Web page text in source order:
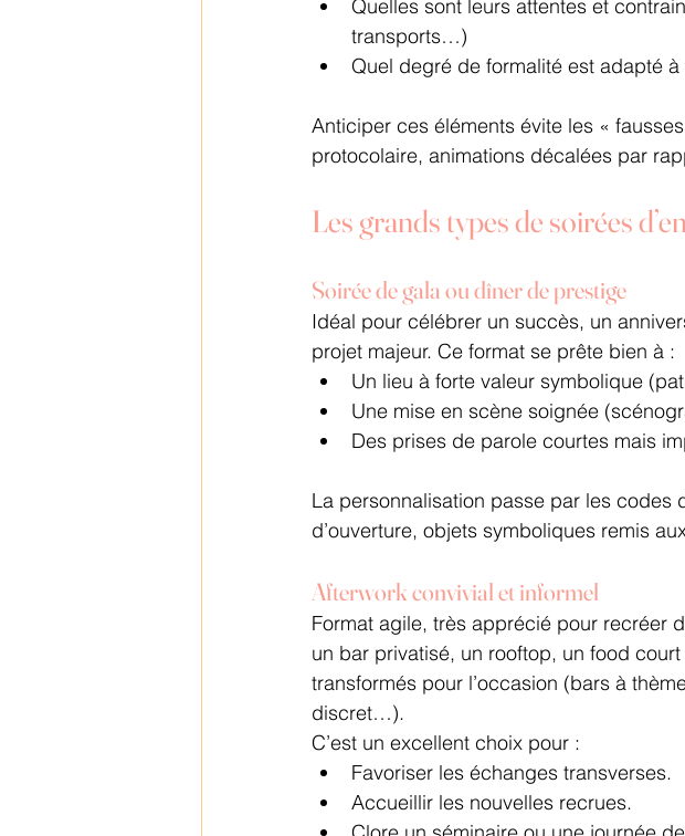
Quelles sont leurs attentes et
transports…)
Quel degré de formalité est adapté
Anticiper ces éléments évite les «
protocolaire, animations décalées par
Les grands types de soirées
Soirée de gala ou dîner de prestige
Idéal pour célébrer un succès, un
projet majeur. Ce format se prête bien à :
Un lieu à forte valeur symbolique
Une mise en scène soignée
Des prises de parole courtes mais
La personnalisation passe par les codes
d’ouverture, objets symboliques remis
Afterwork convivial et informel
Format agile, très apprécié pour recréer
un bar privatisé, un rooftop, un food
transformés pour l’occasion (bars à
discret…).
C’est un excellent choix pour :
Favoriser les échanges transverses.
Accueillir les nouvelles recrues.